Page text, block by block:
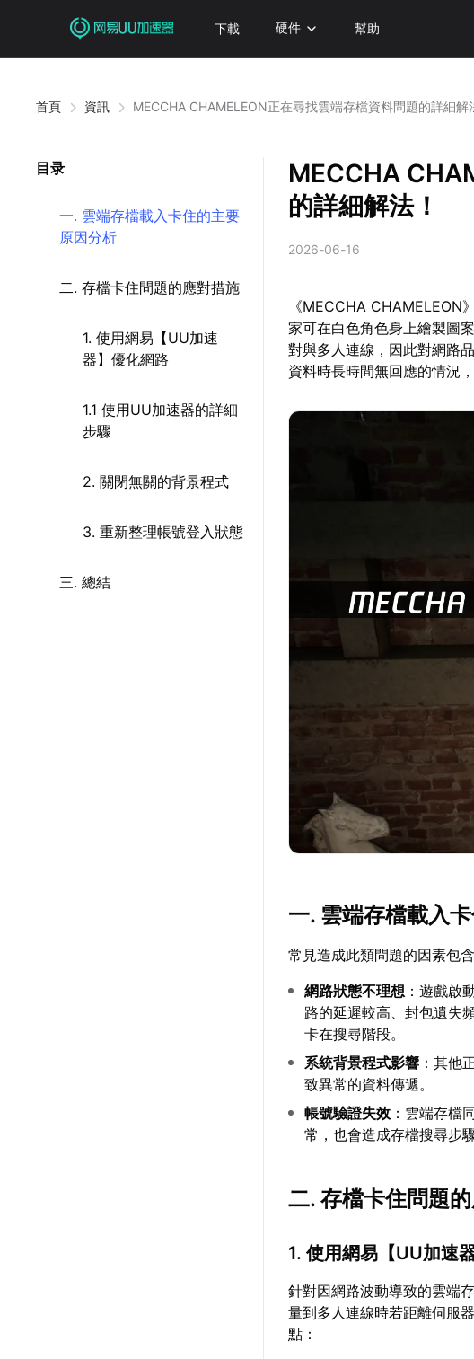
下載 硬件 幫助
首頁 資訊 MECCHA CHAMELEON正在尋找雲端存檔資料問題的詳細解
目录
一. 雲端存檔載入卡住的主要
原因分析
二. 存檔卡住問題的應對措施
1. 使用網易【UU加速
器】優化網路
1.1 使用UU加速器的詳細
步驟
2. 關閉無關的背景程式
3. 重新整理帳號登入狀態
三. 總結
MECCHA
的詳細解法！
2026-06-16
《MECCHA CHAMELEON
家可在白色角色身上繪製圖
對與多人連線，因此對網路
資料時長時間無回應的情況
一. 雲端存檔載入
常見造成此類問題的因素包含
網路狀態不理想 ：遊戲啟
路的延遲較高、封包遺失
卡在搜尋階段。
系統背景程式影響 ：其他
致異常的資料傳遞。
帳號驗證失效 ：雲端存檔
常，也會造成存檔搜尋步驟
二. 存檔卡住問題
1. 使用網易【UU加速
針對因網路波動導致的雲端
量到多人連線時若距離伺服
點：